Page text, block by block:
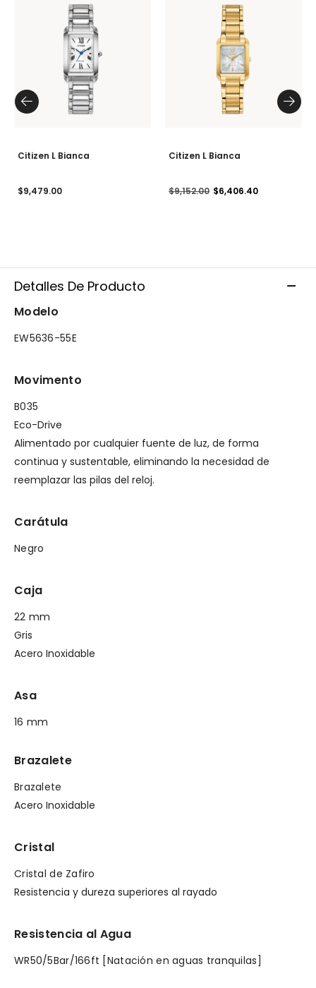
Calibre H504.
Una pieza excepcional, limitada a 3,800 unidades no
numeradas en todo el mundo.
Modelo #:EW5636-55E
Citizen L Bianca
$9,479.00
Citizen L Bianca
Precio reducido de
$9,152.00a$6,406.40
Detalles De Producto
Modelo
EW5636-55E
Movimento
B035
Eco-Drive
Alimentado por cualquier fuente de luz, de forma
continua y sustentable, eliminando la necesidad de
reemplazar las pilas del reloj.
Carátula
Negro
Caja
22 mm
Gris
Acero Inoxidable
Asa
16 mm
Brazalete
Brazalete
Acero Inoxidable
Cristal
Cristal de Zafiro
Resistencia y dureza superiores al rayado
Resistencia al Agua
WR50/5Bar/166ft [Natación en aguas tranquilas]